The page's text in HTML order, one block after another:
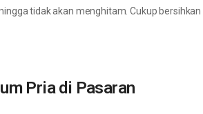
tidak akan menghitam. Cukup
Pria di Pasaran